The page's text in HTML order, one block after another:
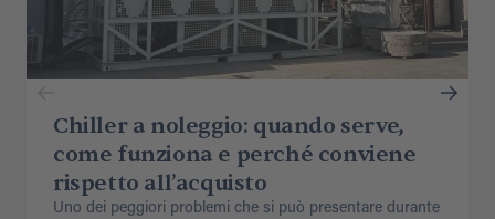
Chiller a noleggio: quando serve,
come funziona e perché conviene
rispetto all’acquisto
Uno dei peggiori problemi che si può presentare durante